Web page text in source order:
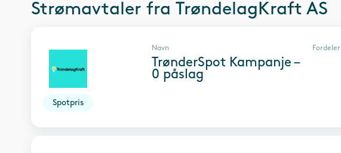
Strømavtaler fra TrøndelagKraft AS
Spotpris
Navn
TrønderSpot Kampanje –
0 påslag
Fordeler